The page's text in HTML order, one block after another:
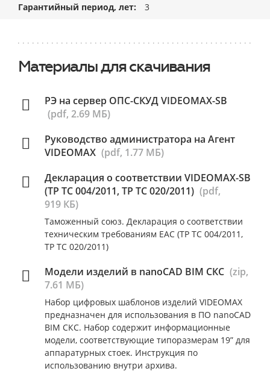
Гарантийный период, лет 3
Материалы для скачивания
РЭ на сервер ОПС-СКУД VIDEOMAX-SB
(pdf, 2.69 МБ)
Руководство администратора на Агент
VIDEOMAX (pdf, 1.77 МБ)
Декларация о соответствии VIDEOMAX-SB
(ТР ТС 004/2011, ТР ТС 020/2011) (pdf,
919 КБ)
Таможенный союз. Декларация о соответствии
техническим требованиям ЕАC (ТР ТС 004/2011,
ТР ТС 020/2011)
Модели изделий в nanoCAD BIM СКС (zip,
7.61 МБ)
Набор цифровых шаблонов изделий VIDEOMAX
предназначен для использования в ПО nanoCAD
BIM СКС. Набор содержит информационные
модели, соответствующие типоразмерам 19” для
аппаратурных стоек. Инструкция по
использованию внутри архива.